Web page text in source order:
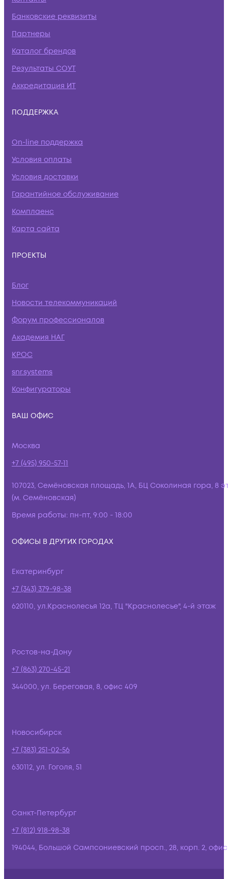
Банковские реквизиты
Партнеры
Каталог брендов
Результаты СОУТ
Аккредитация ИТ
ПОДДЕРЖКА
On-line поддержка
Условия оплаты
Условия доставки
Гарантийное обслуживание
Комплаенс
Карта сайта
ПРОЕКТЫ
Блог
Новости телекоммуникаций
Форум профессионалов
Академия НАГ
КРОС
snr.systems
Конфигураторы
ВАШ ОФИС
Москва
+7 (495) 950-57-11
107023, Семёновская площадь, 1А, БЦ Соколиная гора, 8
(м. Семёновская)
Время работы: пн-пт, 9:00 - 18:00
ОФИСЫ В ДРУГИХ ГОРОДАХ
Екатеринбург
+7 (343) 379-98-38
620110, ул.Краснолесья 12а, ТЦ "Краснолесье", 4-й этаж
Ростов-на-Дону
+7 (863) 270-45-21
344000, ул. Береговая, 8, офис 409
Новосибирск
+7 (383) 251-02-56
630112, ул. Гоголя, 51
Санкт-Петербург
+7 (812) 918-98-38
194044, Большой Сампсониевский просп., 28, корп. 2,